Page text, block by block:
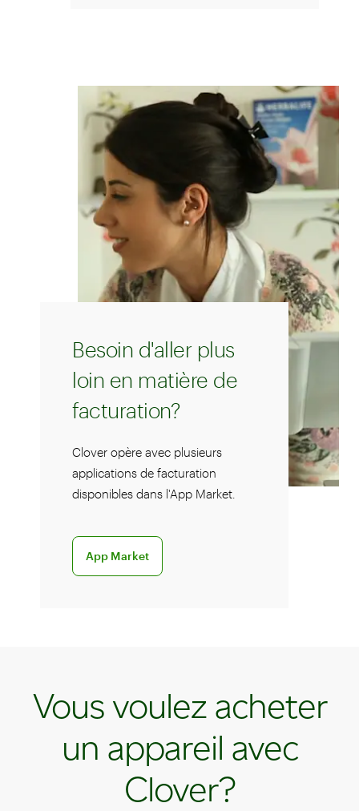
Besoin d'aller plus
loin en matière de
facturation?
Clover opère avec plusieurs
applications de facturation
disponibles dans l'App Market.
App Market
Accédez aux applications de facturation
Vous voulez acheter
un appareil avec
Clover?